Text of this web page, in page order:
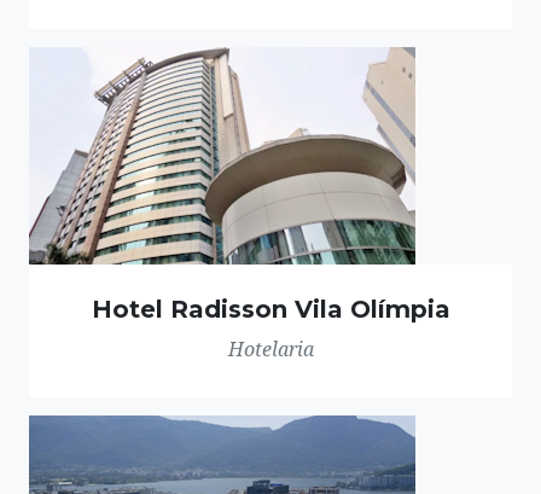
Hotel Radisson Vila Olímpia
Hotelaria